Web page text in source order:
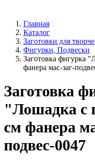
Главная
Каталог
Заготовки для
Фигурки, Подвески
Заготовка фигурка
фанера мас-заг-
Заготовка
"Лошадка с
см фанера
подвес-0047